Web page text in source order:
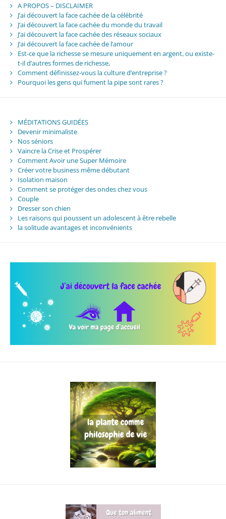
A PROPOS – DISCLAIMER
J’ai découvert la face cachée de la célébrité
J’ai découvert la face cachée du monde du travail
J’ai découvert la face cachée des réseaux sociaux
J’ai découvert la face cachée de l’amour
Est-ce que la richesse se mesure uniquement en argent, ou existe-
t-il d’autres formes de richesse,
Comment définissez-vous la culture d’entreprise ?
Pourquoi les gens qui fument la pipe sont rares ?
MÉDITATIONS GUIDÉES
Devenir minimaliste
Nos séniors
Vaincre la Crise et Prospérer
Comment Avoir une Super Mémoire
Créer votre business même débutant
Isolation maison
Comment se protéger des ondes chez vous
Couple
Dresser son chien
Les raisons qui poussent un adolescent à être rebelle
la solitude avantages et inconvénients